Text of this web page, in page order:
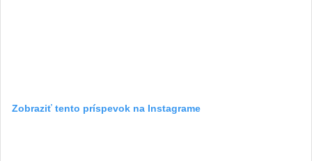
Zobraziť tento príspevok na Instagrame